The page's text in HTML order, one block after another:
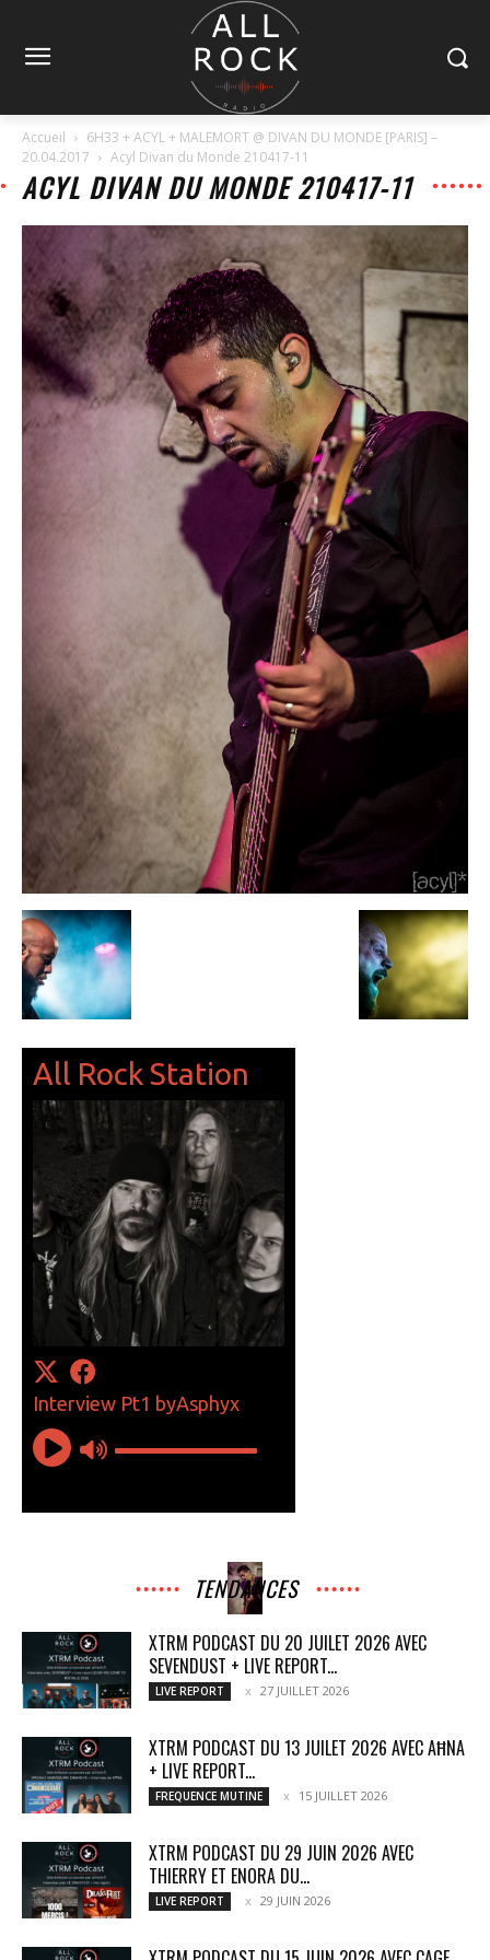
Accueil
6H33 + ACYL + MALEMORT @ DIVAN DU MONDE [PARIS] –
20.04.2017
Acyl Divan du Monde 210417-11
ACYL DIVAN DU MONDE 210417-11
TENDANCES
XTRM PODCAST DU 20 JUILET 2026 AVEC
SEVENDUST + LIVE REPORT...
LIVE REPORT 27 JUILLET 2026
XTRM PODCAST DU 13 JUILET 2026 AVEC AĦNA
+ LIVE REPORT...
FREQUENCE MUTINE 15 JUILLET 2026
XTRM PODCAST DU 29 JUIN 2026 AVEC
THIERRY ET ENORA DU...
LIVE REPORT 29 JUIN 2026